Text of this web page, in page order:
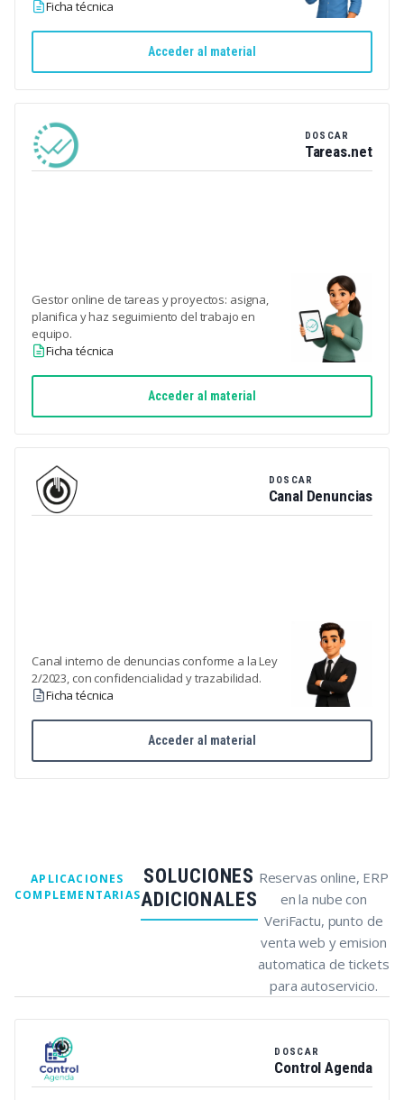
Ficha técnica
Acceder al material
DOSCAR
Tareas.net
Gestor online de tareas y proyectos: asigna,
planifica y haz seguimiento del trabajo en
equipo.
Ficha técnica
Acceder al material
DOSCAR
Canal Denuncias
Canal interno de denuncias conforme a la Ley
2/2023, con confidencialidad y trazabilidad.
Ficha técnica
Acceder al material
APLICACIONES
COMPLEMENTARIAS
SOLUCIONES
ADICIONALES
Reservas online, ERP
en la nube con
VeriFactu, punto de
venta web y emision
automatica de tickets
para autoservicio.
DOSCAR
Control Agenda